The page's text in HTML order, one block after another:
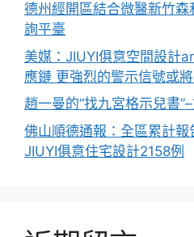
德州經開區結合微醫新竹
詢平臺
美媒：JIUYI俱意空間設計
應鏈 更強烈的警示信號或
趙一曼的“找九宮格示兒書
佛山順德通報：全區累計報
JIUYI俱意住宅設計2158例